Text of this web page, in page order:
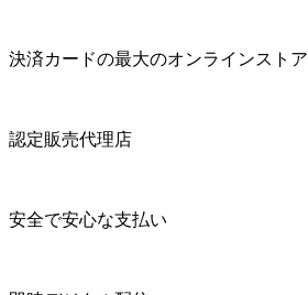
決済カードの最大のオンラインストア
認定販売代理店
安全で安心な支払い